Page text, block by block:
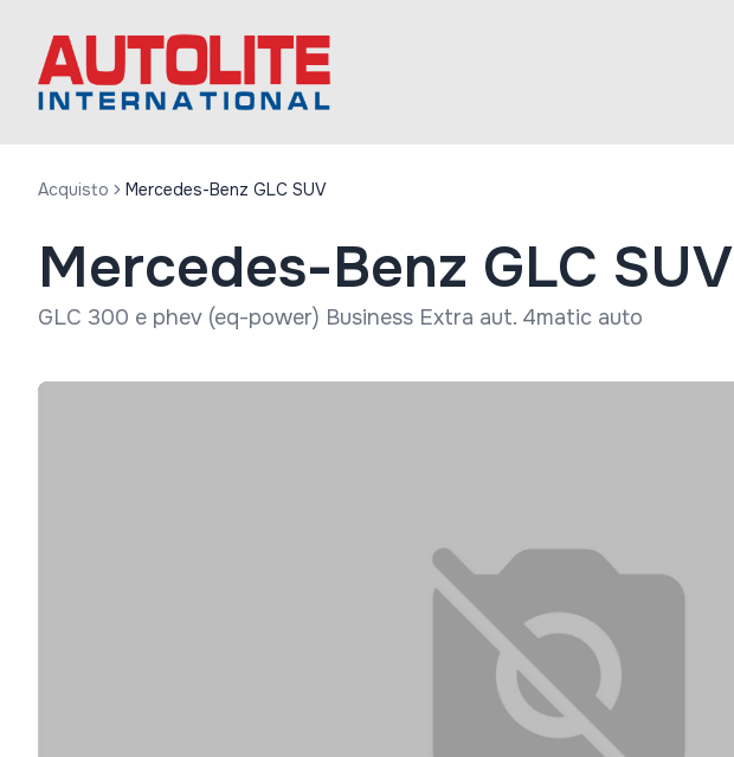
Acquisto Mercedes-Benz GLC SUV
Mercedes-Benz GLC SUV
GLC 300 e phev (eq-power) Business Extra aut. 4matic auto